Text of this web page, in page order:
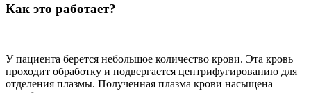
Как это работает?
У пациента берется небольшое количество крови. Эта кровь
проходит обработку и подвергается центрифугированию для
отделения плазмы. Полученная плазма крови насыщена